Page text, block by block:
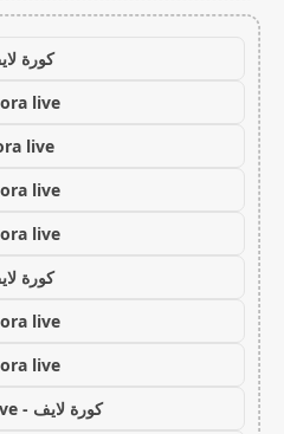
كورة
live
live
live
live
كورة
live
live
كورة لايف - koora live